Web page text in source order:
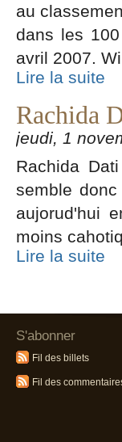
au
dans les
avril 2007.
Lire la suite
Rachida
jeudi, 1
Rachida
semble
aujorud'hui
moins
Lire la suite
S'abonner
Fil des billets
Fil des